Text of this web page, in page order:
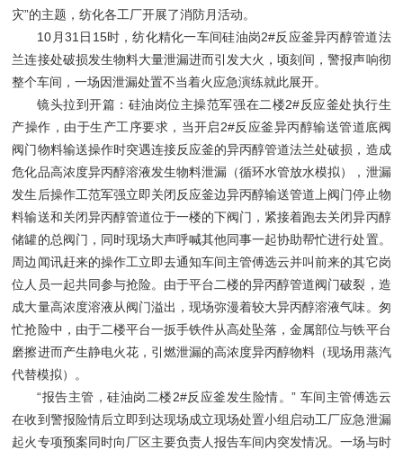
灾”的主题，纺化各工厂开展了消防月活动。
10月31日15时，纺化精化一车间硅油岗2#反应釜异丙醇管道法
兰连接处破损发生物料大量泄漏进而引发大火，顷刻间，警报声响彻
整个车间，一场因泄漏处置不当着火应急演练就此展开。
镜头拉到开篇：硅油岗位主操范军强在二楼2#反应釜处执行生
产操作，由于生产工序要求，当开启2#反应釜异丙醇输送管道底阀
阀门物料输送操作时突遇连接反应釜的异丙醇管道法兰处破损，造成
危化品高浓度异丙醇溶液发生物料泄漏（循环水管放水模拟），泄漏
发生后操作工范军强立即关闭反应釜边异丙醇输送管道上阀门停止物
料输送和关闭异丙醇管道位于一楼的下阀门，紧接着跑去关闭异丙醇
储罐的总阀门，同时现场大声呼喊其他同事一起协助帮忙进行处置。
周边闻讯赶来的操作工立即去通知车间主管傅选云并叫前来的其它岗
位人员一起共同参与抢险。由于平台二楼的异丙醇管道阀门破裂，造
成大量高浓度溶液从阀门溢出，现场弥漫着较大异丙醇溶液气味。匆
忙抢险中，由于二楼平台一扳手铁件从高处坠落，金属部位与铁平台
磨擦进而产生静电火花，引燃泄漏的高浓度异丙醇物料（现场用蒸汽
代替模拟）。
“报告主管，硅油岗二楼2#反应釜发生险情。” 车间主管傅选云
在收到警报险情后立即到达现场成立现场处置小组启动工厂应急泄漏
起火专项预案同时向厂区主要负责人报告车间内突发情况。一场与时